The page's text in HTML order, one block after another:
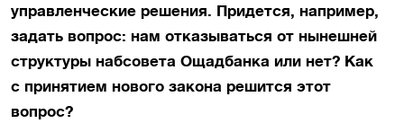
управленческие решения. Придется, например,
задать вопрос: нам отказываться от нынешней
структуры набсовета Ощадбанка или нет? Как
с принятием нового закона решится этот
вопрос?